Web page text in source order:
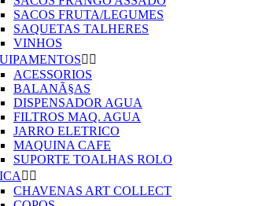
SACOS FRUTA/LEGUMES
SAQUETAS TALHERES
VINHOS
 
ACESSORIOS
BALANÃ§AS
DISPENSADOR AGUA
FILTROS MAQ. AGUA
JARRO ELETRICO
MAQUINA CAFE
SUPORTE TOALHAS ROLO
 
CHAVENAS ART COLLECT